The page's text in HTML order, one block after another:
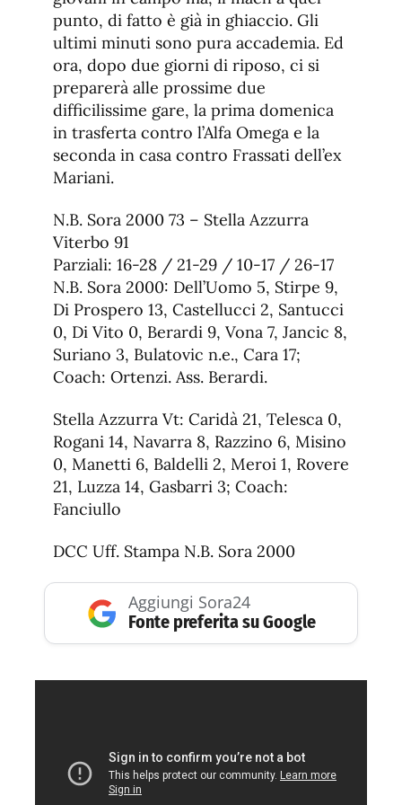
punto, di fatto è già in ghiaccio. Gli
ultimi minuti sono pura accademia. Ed
ora, dopo due giorni di riposo, ci si
preparerà alle prossime due
difficilissime gare, la prima domenica
in trasferta contro l’Alfa Omega e la
seconda in casa contro Frassati dell’ex
Mariani.
N.B. Sora 2000 73 – Stella Azzurra
Viterbo 91
Parziali: 16-28 / 21-29 / 10-17 / 26-17
N.B. Sora 2000: Dell’Uomo 5, Stirpe 9,
Di Prospero 13, Castellucci 2, Santucci
0, Di Vito 0, Berardi 9, Vona 7, Jancic 8,
Suriano 3, Bulatovic n.e., Cara 17;
Coach: Ortenzi. Ass. Berardi.
Stella Azzurra Vt: Caridà 21, Telesca 0,
Rogani 14, Navarra 8, Razzino 6, Misino
0, Manetti 6, Baldelli 2, Meroi 1, Rovere
21, Luzza 14, Gasbarri 3; Coach:
Fanciullo
DCC Uff. Stampa N.B. Sora 2000
Aggiungi Sora24
Fonte preferita su Google